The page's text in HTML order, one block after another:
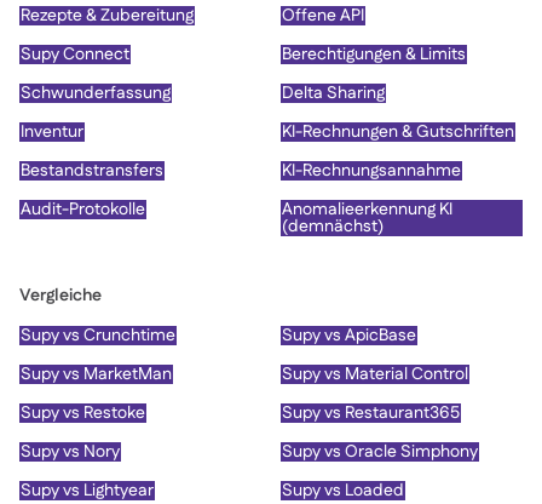
Rezepte & Zubereitung
Offene API
Supy Connect
Berechtigungen & Limits
Schwunderfassung
Delta Sharing
Inventur
KI-Rechnungen & Gutschriften
Bestandstransfers
KI-Rechnungsannahme
Audit-Protokolle
Anomalieerkennung KI
(demnächst)
Vergleiche
Supy vs Crunchtime
Supy vs ApicBase
Supy vs MarketMan
Supy vs Material Control
Supy vs Restoke
Supy vs Restaurant365
Supy vs Nory
Supy vs Oracle Simphony
Supy vs Lightyear
Supy vs Loaded